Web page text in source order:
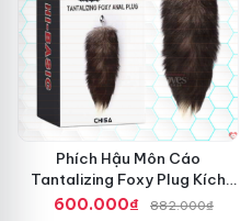
Phích Hậu Môn Cáo
Tantalizing Foxy Plug Kích
Thích Siêu Phê
600.000₫ 882.000₫